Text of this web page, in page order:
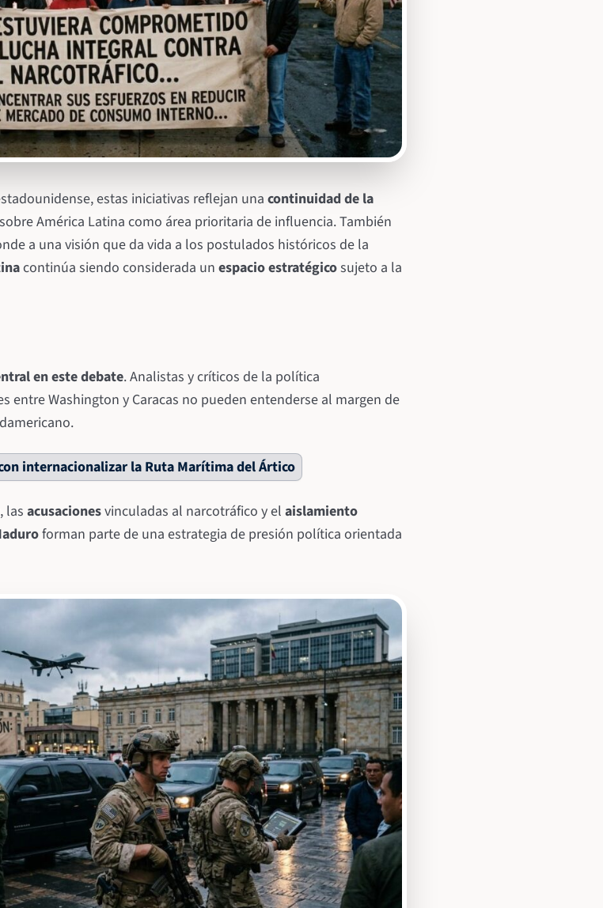
estas iniciativas reflejan una continuidad de la
América Latina como área prioritaria de influencia. También
a una visión que da vida a los postulados históricos de la
continúa siendo considerada un espacio estratégicosujeto a la
en este debate. Analistas y críticos de la política
entre Washington y Caracas no pueden entenderse al margen de
internacionalizar la Ruta Marítima del Ártico
, las acusacionesvinculadas al narcotráfico y el aislamiento
forman parte de una estrategia de presión política orientada